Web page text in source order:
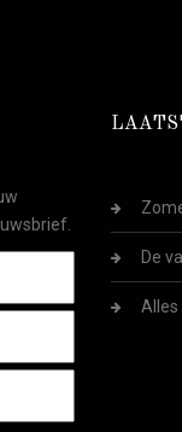
De
Alles